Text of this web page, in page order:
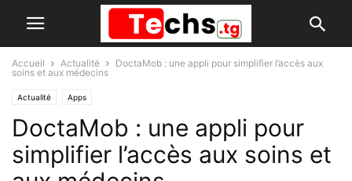
Accueil Actualité
DoctaMob : une appli pour simplifier l’accès aux
soins et aux médecins
Actualité Apps
DoctaMob : une appli pour
simplifier l’accès aux soins et